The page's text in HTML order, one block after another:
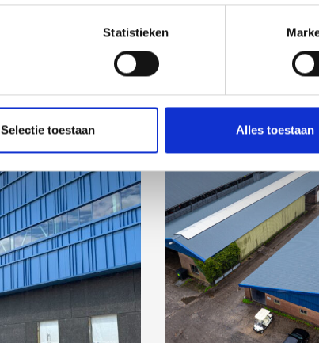
Statistieken
Selectie toestaan Alles toestaan